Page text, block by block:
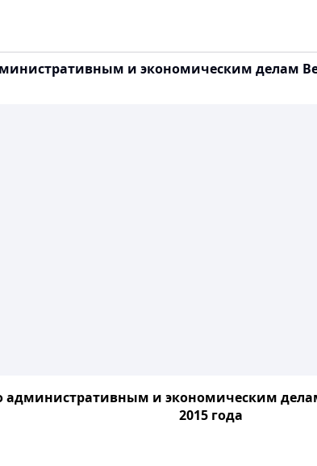
и экономическим делам
административным и экономическим
2015 года